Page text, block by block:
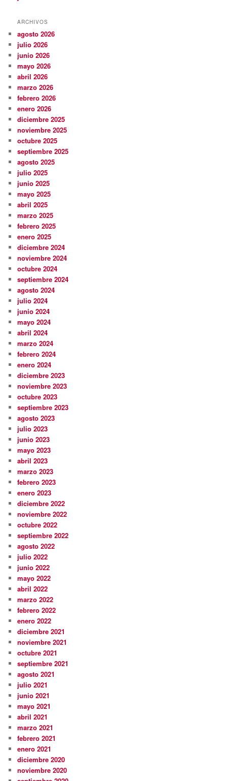
ARCHIVOS
agosto 2026
julio 2026
junio 2026
mayo 2026
abril 2026
marzo 2026
febrero 2026
enero 2026
diciembre 2025
noviembre 2025
octubre 2025
septiembre 2025
agosto 2025
julio 2025
junio 2025
mayo 2025
abril 2025
marzo 2025
febrero 2025
enero 2025
diciembre 2024
noviembre 2024
octubre 2024
septiembre 2024
agosto 2024
julio 2024
junio 2024
mayo 2024
abril 2024
marzo 2024
febrero 2024
enero 2024
diciembre 2023
noviembre 2023
octubre 2023
septiembre 2023
agosto 2023
julio 2023
junio 2023
mayo 2023
abril 2023
marzo 2023
febrero 2023
enero 2023
diciembre 2022
noviembre 2022
octubre 2022
septiembre 2022
agosto 2022
julio 2022
junio 2022
mayo 2022
abril 2022
marzo 2022
febrero 2022
enero 2022
diciembre 2021
noviembre 2021
octubre 2021
septiembre 2021
agosto 2021
julio 2021
junio 2021
mayo 2021
abril 2021
marzo 2021
febrero 2021
enero 2021
diciembre 2020
noviembre 2020